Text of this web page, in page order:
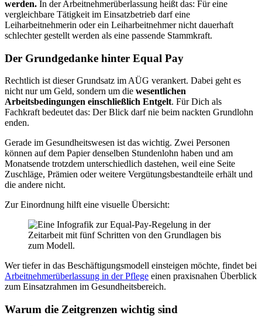
werden. In der Arbeitnehmerüberlassung heißt das: Für eine
vergleichbare Tätigkeit im Einsatzbetrieb darf eine
Leiharbeitnehmerin oder ein Leiharbeitnehmer nicht dauerhaft
schlechter gestellt werden als eine passende Stammkraft.
Der Grundgedanke hinter Equal Pay
Rechtlich ist dieser Grundsatz im AÜG verankert. Dabei geht es
nicht nur um Geld, sondern um die wesentlichen
Arbeitsbedingungen einschließlich Entgelt. Für Dich als
Fachkraft bedeutet das: Der Blick darf nie beim nackten Grundlohn
enden.
Gerade im Gesundheitswesen ist das wichtig. Zwei Personen
können auf dem Papier denselben Stundenlohn haben und am
Monatsende trotzdem unterschiedlich dastehen, weil eine Seite
Zuschläge, Prämien oder weitere Vergütungsbestandteile erhält und
die andere nicht.
Zur Einordnung hilft eine visuelle Übersicht:
Wer tiefer in das Beschäftigungsmodell einsteigen möchte, findet bei
Arbeitnehmerüberlassung in der Pflege einen praxisnahen Überblick
zum Einsatzrahmen im Gesundheitsbereich.
Warum die Zeitgrenzen wichtig sind